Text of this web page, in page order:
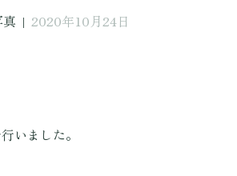
| 2020年10月24日
いました。